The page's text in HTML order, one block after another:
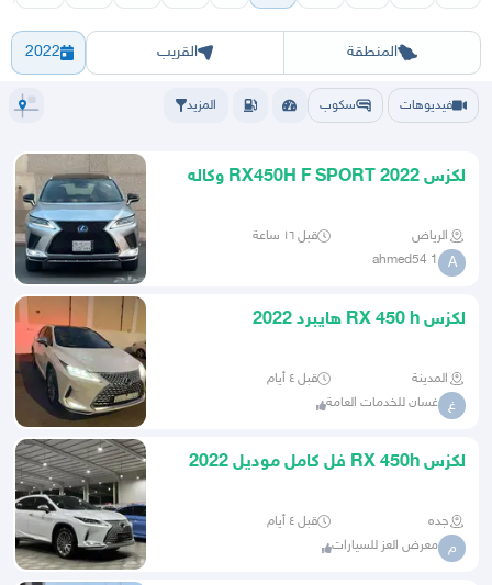
المنطقة
الرياض الشرقيهجده الطايف حائلأبها عسيرالباحة
القريب 2022
RX 1970
فيديوهات سكوب المزيد
لكزس RX450H F SPORT 2022 وكاله
الرياض قبل ١٦ ساعة
A
ahmed54 1
لكزس RX 450 h هايبرد 2022
المدينة قبل ٤ أيام
غ غسان للخدمات العامة
لكزس RX 450h فل كامل موديل 2022
جده قبل ٤ أيام
م معرض العز للسيارات